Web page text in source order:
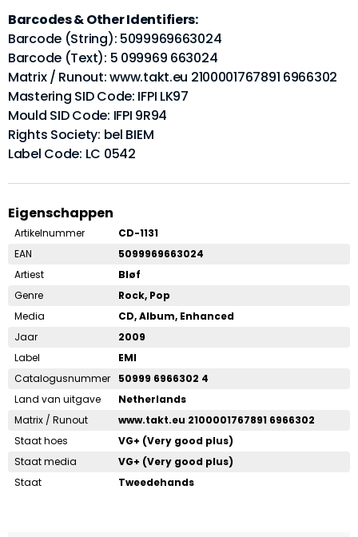
Barcodes & Other Identifiers:
Barcode (String): 5099969663024
Barcode (Text): 5 099969 663024
Matrix / Runout: www.takt.eu 2100001767891 6966302
Mastering SID Code: IFPI LK97
Mould SID Code: IFPI 9R94
Rights Society: bel BIEM
Label Code: LC 0542
Eigenschappen
Artikelnummer
CD-1131
EAN
5099969663024
Artiest
Bløf
Genre
Rock, Pop
Media
CD, Album, Enhanced
Jaar
2009
Label
EMI
Catalogusnummer
50999 6966302 4
Land van uitgave
Netherlands
Matrix / Runout
www.takt.eu 2100001767891 6966302
Staat hoes
VG+ (Very good plus)
Staat media
VG+ (Very good plus)
Staat
Tweedehands